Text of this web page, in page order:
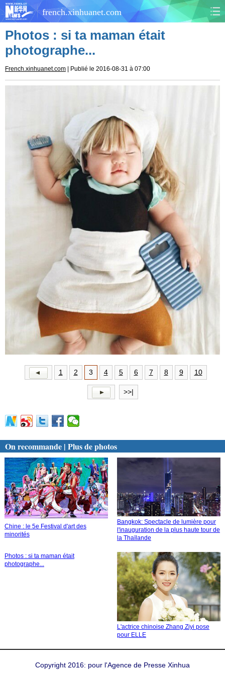
french.xinhuanet.com
CHINE MONDE
CULTURE SOCIÉTÉ
SCI&TECH PLANÈTE
TOURISME DOCUMENTS
DOSSIERS PHOTOS
Photos : si ta maman était
photographe...
French.xinhuanet.com | Publié le 2016-08-31 à 07:00
1 2 3 4 5 6 7 8 9 10
>>|
On recommande | Plus de photos
Chine : le 5e Festival d'art des
minorités
Bangkok: Spectacle de lumière pour
l'inauguration de la plus haute tour de
la Thaïlande
Photos : si ta maman était
photographe...
L'actrice chinoise Zhang Ziyi pose
pour ELLE
Copyright 2016: pour l'Agence de Presse Xinhua